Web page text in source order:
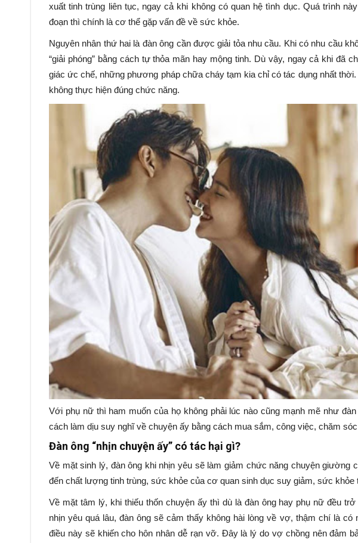
xuất tinh trùng liên tục, ngay cả khi không có quan hệ tình dục. Quá trình
đoạn thì chính là cơ thể gặp vấn đề về sức khỏe.
Nguyên nhân thứ hai là đàn ông cần được giải tỏa nhu cầu. Khi có nhu cầu
“giải phóng” bằng cách tự thỏa mãn hay mộng tinh. Dù vậy, ngay cả khi đã
giác ức chế, những phương pháp chữa cháy tạm kia chỉ có tác dụng nhất
không thực hiện đúng chức năng.
Với phụ nữ thì ham muốn của họ không phải lúc nào cũng mạnh mẽ như
cách làm dịu suy nghĩ về chuyện ấy bằng cách mua sắm, công việc, chăm
Đàn ông “nhịn chuyện ấy” có tác hại gì?
Về mặt sinh lý, đàn ông khi nhịn yêu sẽ làm giảm chức năng chuyện giường
đến chất lượng tinh trùng, sức khỏe của cơ quan sinh dục suy giảm, sức khỏe
Về mặt tâm lý, khi thiếu thốn chuyện ấy thì dù là đàn ông hay phụ nữ đều
nhịn yêu quá lâu, đàn ông sẽ cảm thấy không hài lòng về vợ, thậm chí là có
điều này sẽ khiến cho hôn nhân dễ rạn vỡ. Đây là lý do vợ chồng nên đảm